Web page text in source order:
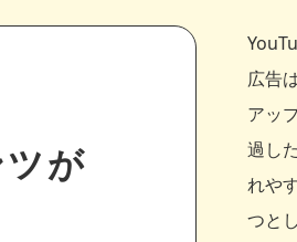
が
広告
アッ
過し
れや
つと